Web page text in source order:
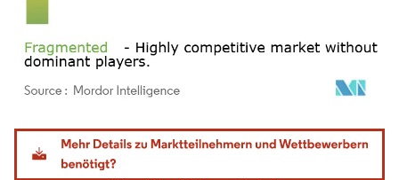
Bild © Mordor Intelligence. Wiederverwendung erfordert Namensnennung gemäß